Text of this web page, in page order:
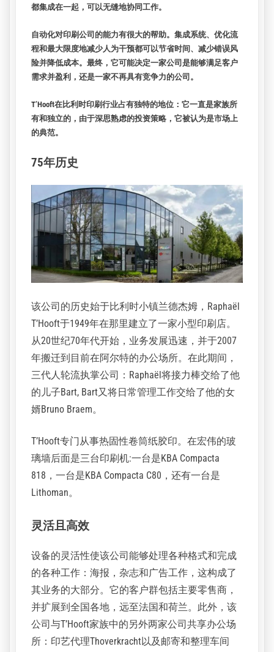
都集成在一起，可以无缝地协同工作。
自动化对印刷公司的能力有很大的帮助。集成系统、优化流
程和最大限度地减少人为干预都可以节省时间、减少错误风
险并降低成本。最终，它可能决定一家公司是能够满足客户
需求并盈利，还是一家不再具有竞争力的公司。
T’Hooft在比利时印刷行业占有独特的地位：它一直是家族所
有和独立的，由于深思熟虑的投资策略，它被认为是市场上
的典范。
75年历史
该公司的历史始于比利时小镇兰德杰姆，Raphaël
T’Hooft于1949年在那里建立了一家小型印刷店。
从20世纪70年代开始，业务发展迅速，并于2007
年搬迁到目前在阿尔特的办公场所。在此期间，
三代人轮流执掌公司：Raphaël将接力棒交给了他
的儿子Bart, Bart又将日常管理工作交给了他的女
婿Bruno Braem。
T’Hooft专门从事热固性卷筒纸胶印。在宏伟的玻
璃墙后面是三台印刷机:一台是KBA Compacta
818，一台是KBA Compacta C80，还有一台是
Lithoman。
灵活且高效
设备的灵活性使该公司能够处理各种格式和完成
的各种工作：海报，杂志和广告工作，这构成了
其业务的大部分。它的客户群包括主要零售商，
并扩展到全国各地，远至法国和荷兰。此外，该
公司与T’Hooft家族中的另外两家公司共享办公场
所：印艺代理Thoverkracht以及邮寄和整理车间